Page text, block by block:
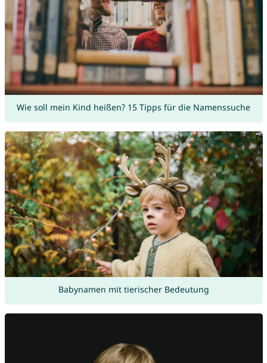
Wie soll mein Kind heißen? 15 Tipps für die Namenssuche
Babynamen mit tierischer Bedeutung